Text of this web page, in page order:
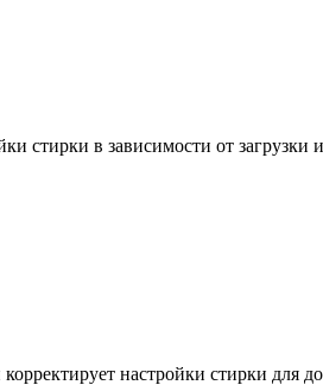
стирки в зависимости от загрузки
настройки стирки для